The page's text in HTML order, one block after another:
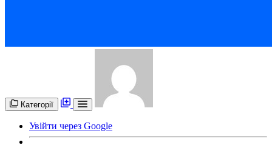
Категорії
Увійти через Google